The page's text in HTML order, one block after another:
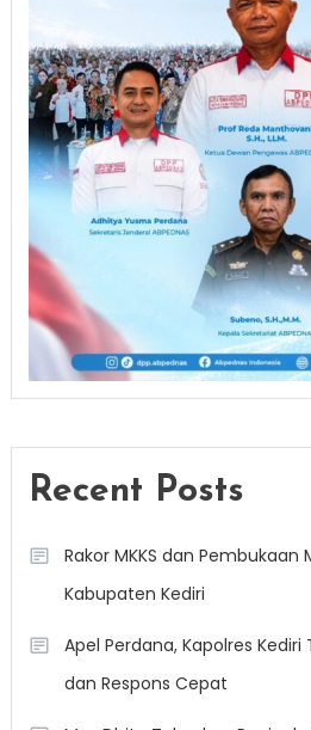
Recent Posts
Rakor MKKS dan Pembukaan
Kabupaten Kediri
Apel Perdana, Kapolres
dan Respons Cepat